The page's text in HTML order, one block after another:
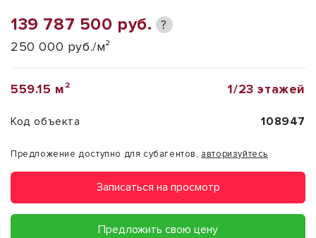
139 787 500 руб. ?
250 000 руб./м²
559.15 м² 1/23 этажей
Код объекта 108947
Предложение доступно для субагентов, авторизуйтесь
Записаться на просмотр
Предложить свою цену